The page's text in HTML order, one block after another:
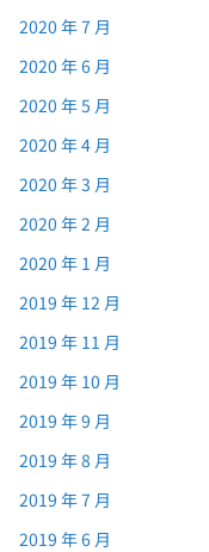
2020 年 7 月
2020 年 6 月
2020 年 5 月
2020 年 4 月
2020 年 3 月
2020 年 2 月
2020 年 1 月
2019 年 12 月
2019 年 11 月
2019 年 10 月
2019 年 9 月
2019 年 8 月
2019 年 7 月
2019 年 6 月